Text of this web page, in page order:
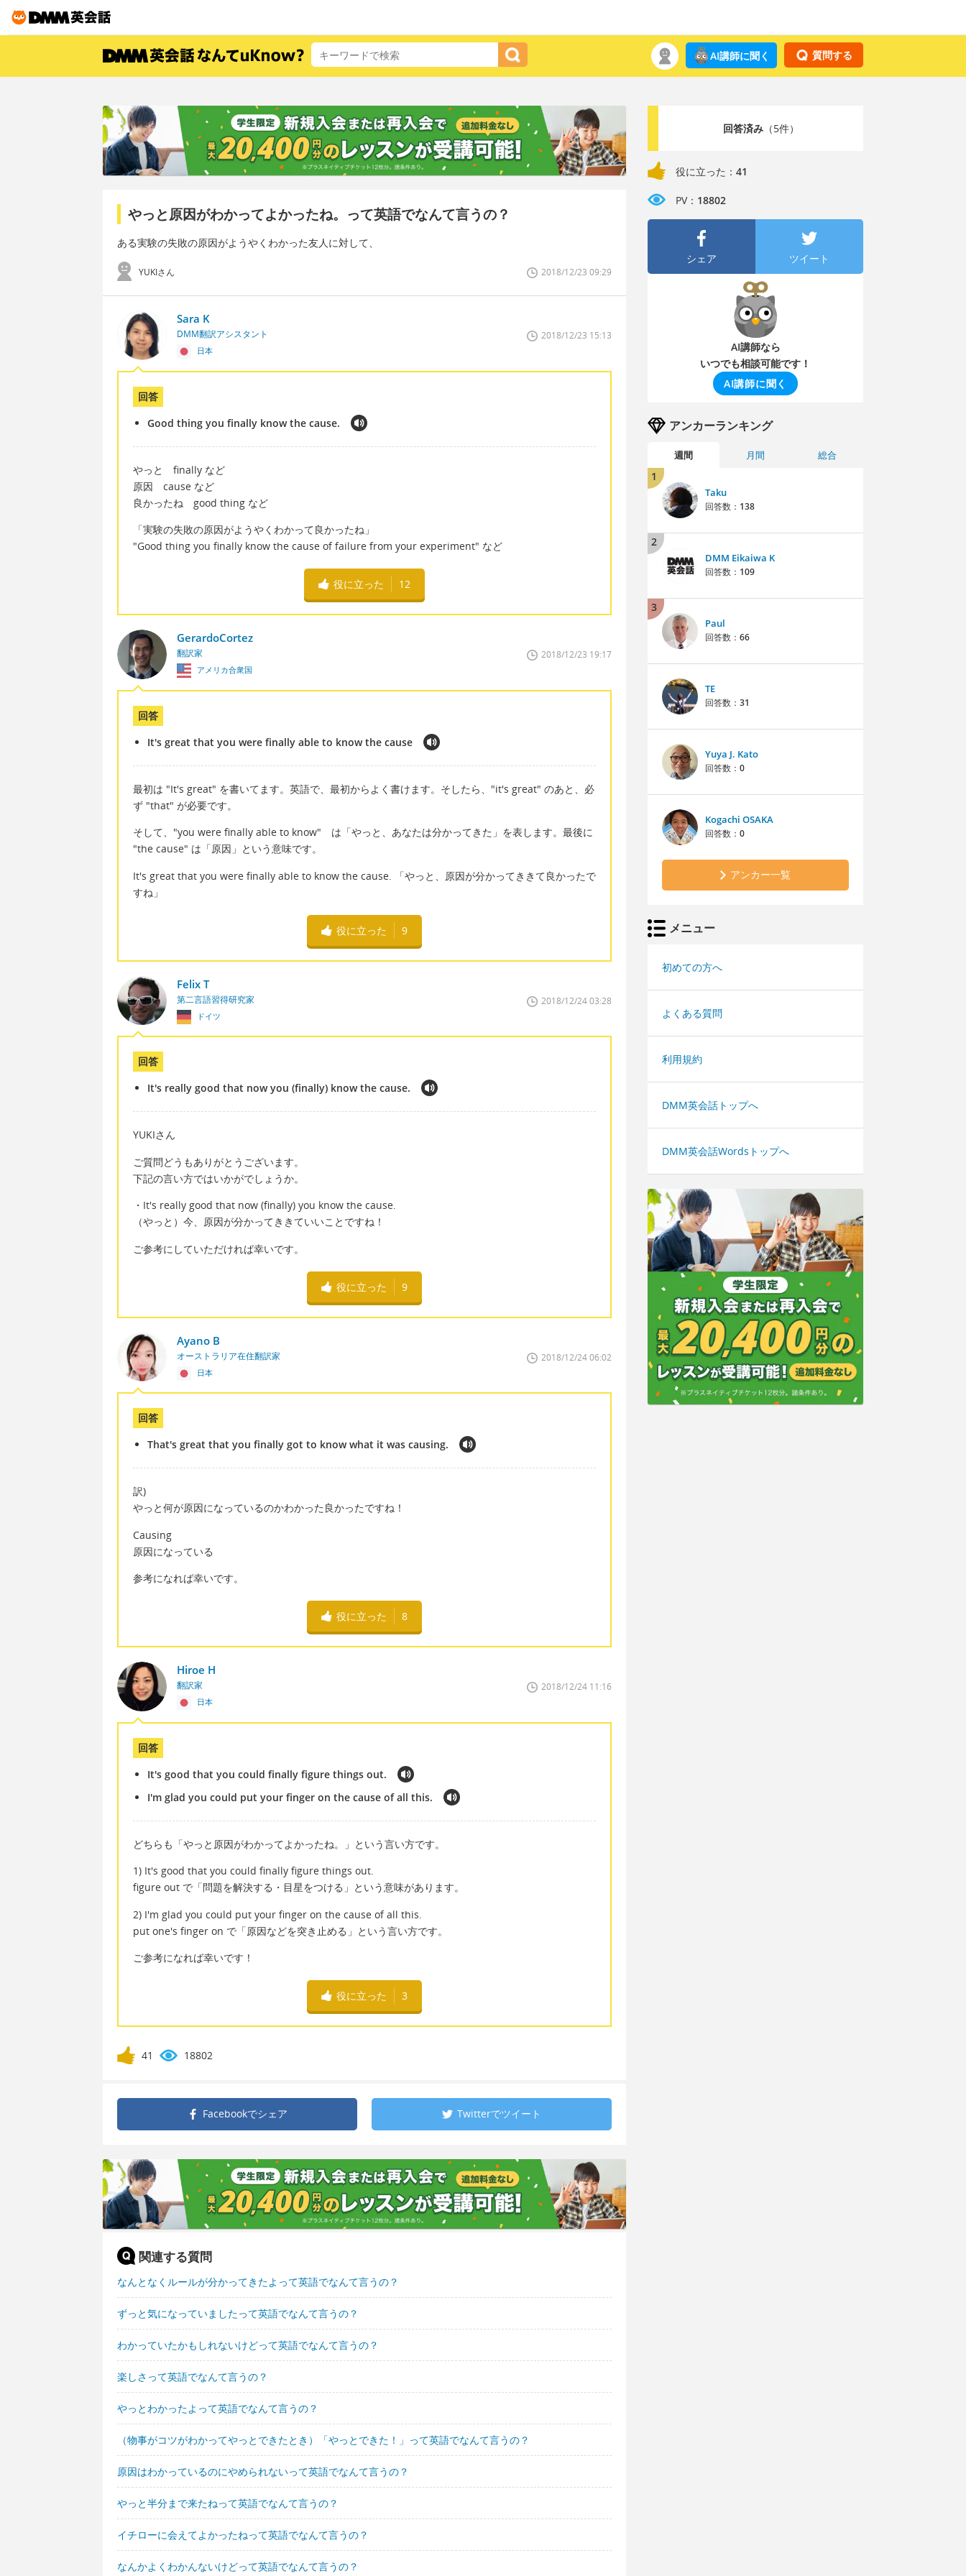
質問する
AI講師に聞く
やっと原因がわかってよかったね。って英語でなんて言うの？
ある実験の失敗の原因がようやくわかった友人に対して、
YUKIさん 2018/12/23 09:29
Sara K
DMM翻訳アシスタント
日本
2018/12/23 15:13
回答
Good thing you finally know the cause.
やっと finally など
原因 cause など
良かったね good thing など
「実験の失敗の原因がようやくわかって良かったね」
"Good thing you finally know the cause of failure from your experiment" など
役に立った 12
GerardoCortez
翻訳家
アメリカ合衆国
2018/12/23 19:17
回答
It's great that you were finally able to know the cause
最初は "It's great" を書いてます。英語で、最初からよく書けます。そしたら、"it's great" のあと、必
ず "that" が必要です。
そして、"you were finally able to know" は「やっと、あなたは分かってきた」を表します。最後に
"the cause" は「原因」という意味です。
It's great that you were finally able to know the cause. 「やっと、原因が分かってききて良かったで
すね」
役に立った 9
Felix T
第二言語習得研究家
ドイツ
2018/12/24 03:28
回答
It's really good that now you (finally) know the cause.
YUKIさん
ご質問どうもありがとうございます。
下記の言い方ではいかがでしょうか。
・It's really good that now (finally) you know the cause.
（やっと）今、原因が分かってききていいことですね！
ご参考にしていただければ幸いです。
役に立った 9
Ayano B
オーストラリア在住翻訳家
日本
2018/12/24 06:02
回答
That's great that you finally got to know what it was causing.
訳)
やっと何が原因になっているのかわかった良かったですね！
Causing
原因になっている
参考になれば幸いです。
役に立った 8
Hiroe H
翻訳家
日本
2018/12/24 11:16
回答
It's good that you could finally figure things out.
I'm glad you could put your finger on the cause of all this.
どちらも「やっと原因がわかってよかったね。」という言い方です。
1) It's good that you could finally figure things out.
figure out で「問題を解決する・目星をつける」という意味があります。
2) I'm glad you could put your finger on the cause of all this.
put one's finger on で「原因などを突き止める」という言い方です。
ご参考になれば幸いです！
役に立った 3
41 18802
Facebookでシェア Twitterでツイート
関連する質問
なんとなくルールが分かってきたよって英語でなんて言うの？
ずっと気になっていましたって英語でなんて言うの？
わかっていたかもしれないけどって英語でなんて言うの？
楽しさって英語でなんて言うの？
やっとわかったよって英語でなんて言うの？
（物事がコツがわかってやっとできたとき）「やっとできた！」って英語でなんて言うの？
原因はわかっているのにやめられないって英語でなんて言うの？
やっと半分まで来たねって英語でなんて言うの？
イチローに会えてよかったねって英語でなんて言うの？
なんかよくわかんないけどって英語でなんて言うの？
回答済み（5件）
役に立った： 41
PV： 18802
シェア ツイート
AI講師なら
いつでも相談可能です！
AI講師に聞く
アンカーランキング
週間 月間 総合
1
Taku
回答数： 138
2
DMM Eikaiwa K
回答数： 109
3
Paul
回答数： 66
TE
回答数： 31
Yuya J. Kato
回答数： 0
Kogachi OSAKA
回答数： 0
アンカー一覧
メニュー
初めての方へ
よくある質問
利用規約
DMM英会話トップへ
DMM英会話Wordsトップへ